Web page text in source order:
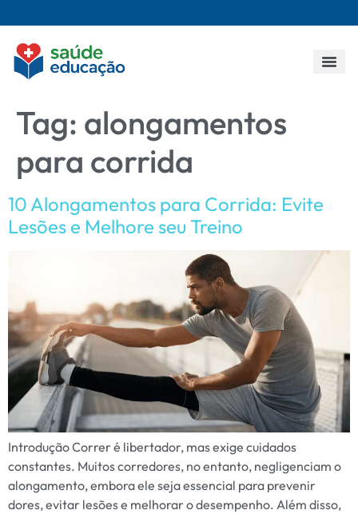
Tag: alongamentos
para corrida
10 Alongamentos para Corrida: Evite
Lesões e Melhore seu Treino
Introdução Correr é libertador, mas exige cuidados
constantes. Muitos corredores, no entanto, negligenciam o
alongamento, embora ele seja essencial para prevenir
dores, evitar lesões e melhorar o desempenho. Além disso,